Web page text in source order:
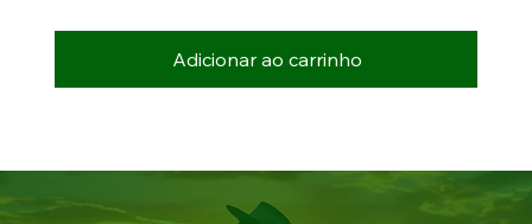
Adicionar ao carrinho